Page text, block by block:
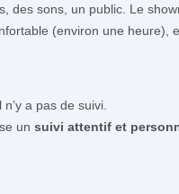
des sons, un public. Le
(environ une
a pas de suivi.
un suivi attentif et